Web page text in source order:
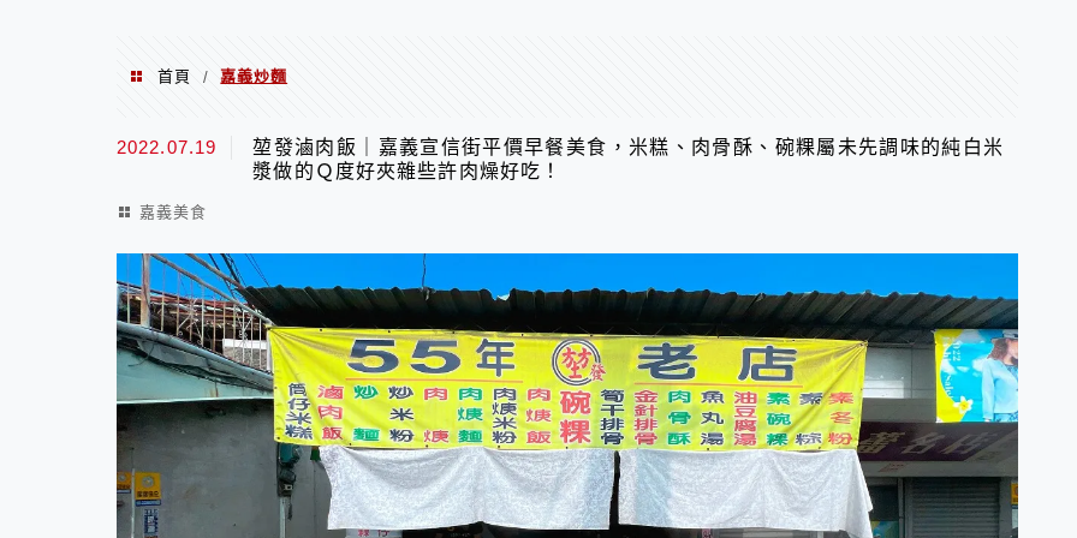
首頁 / 嘉義炒麵
嘉義炒麵
2022.07.19
堃發滷肉飯｜嘉義宣信街平價早餐美食，米糕、肉骨酥、碗粿屬未先調味的純白米
漿做的Ｑ度好夾雜些許肉燥好吃！
嘉義美食